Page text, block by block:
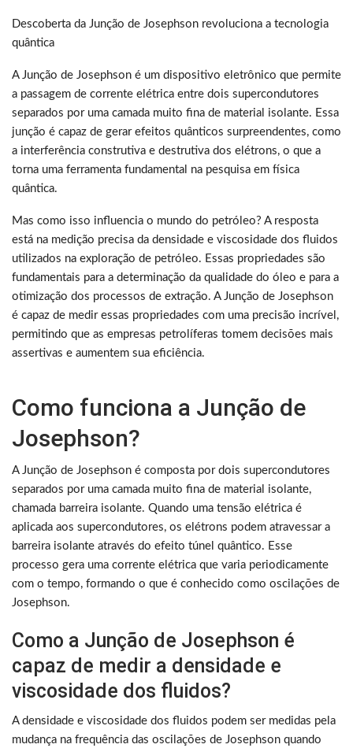
Descoberta da Junção de Josephson revoluciona a tecnologia
quântica
A Junção de Josephson é um dispositivo eletrônico que permite
a passagem de corrente elétrica entre dois supercondutores
separados por uma camada muito fina de material isolante. Essa
junção é capaz de gerar efeitos quânticos surpreendentes, como
a interferência construtiva e destrutiva dos elétrons, o que a
torna uma ferramenta fundamental na pesquisa em física
quântica.
Mas como isso influencia o mundo do petróleo? A resposta
está na medição precisa da densidade e viscosidade dos fluidos
utilizados na exploração de petróleo. Essas propriedades são
fundamentais para a determinação da qualidade do óleo e para a
otimização dos processos de extração. A Junção de Josephson
é capaz de medir essas propriedades com uma precisão incrível,
permitindo que as empresas petrolíferas tomem decisões mais
assertivas e aumentem sua eficiência.
Como funciona a Junção de
Josephson?
A Junção de Josephson é composta por dois supercondutores
separados por uma camada muito fina de material isolante,
chamada barreira isolante. Quando uma tensão elétrica é
aplicada aos supercondutores, os elétrons podem atravessar a
barreira isolante através do efeito túnel quântico. Esse
processo gera uma corrente elétrica que varia periodicamente
com o tempo, formando o que é conhecido como oscilações de
Josephson.
Como a Junção de Josephson é
capaz de medir a densidade e
viscosidade dos fluidos?
A densidade e viscosidade dos fluidos podem ser medidas pela
mudança na frequência das oscilações de Josephson quando